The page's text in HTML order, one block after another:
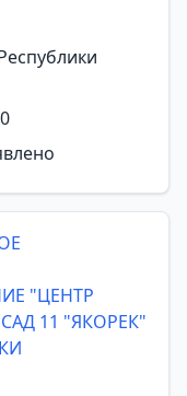
"ЦЕНТР
11 "ЯКОРЕК"